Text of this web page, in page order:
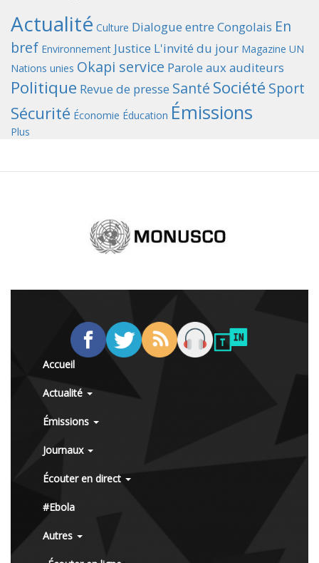
Actualité Culture Dialogue entre Congolais En
bref Environnement Justice L'invité du jour Magazine UN
Nations unies Okapi service Parole aux auditeurs
Politique Revue de presse Santé Société Sport
Sécurité Économie Éducation Émissions
Plus
Accueil
Actualité
Émissions
Journaux
Écouter en direct
#Ebola
Autres